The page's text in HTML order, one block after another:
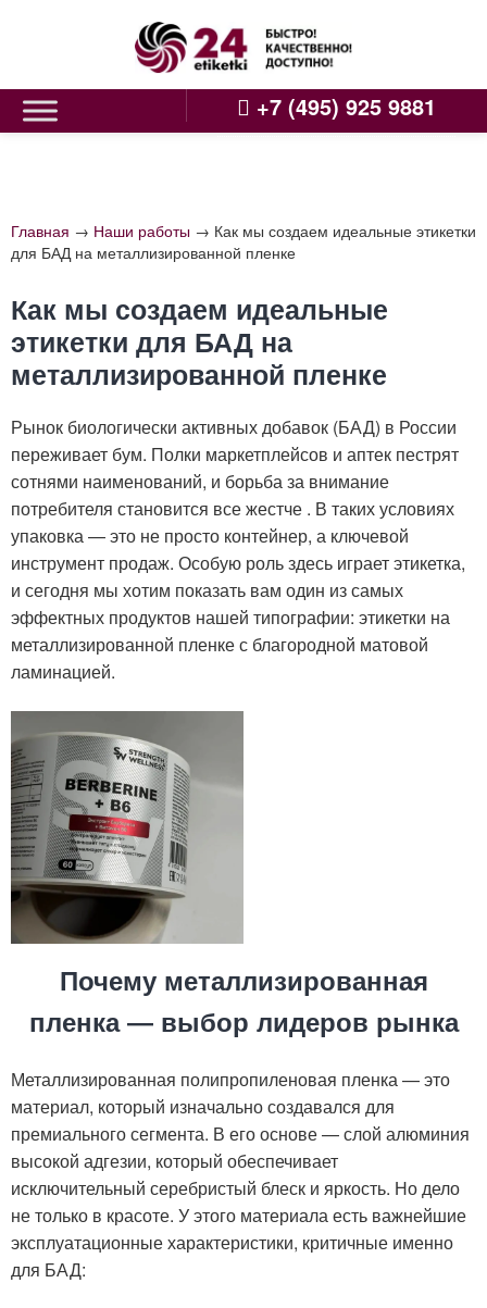
+7 (495) 925 9881
Главная → Наши работы → Как мы создаем идеальные этикетки
для БАД на металлизированной пленке
Как мы создаем идеальные
этикетки для БАД на
металлизированной пленке
Рынок биологически активных добавок (БАД) в России
переживает бум. Полки маркетплейсов и аптек пестрят
сотнями наименований, и борьба за внимание
потребителя становится все жестче . В таких условиях
упаковка — это не просто контейнер, а ключевой
инструмент продаж. Особую роль здесь играет этикетка,
и сегодня мы хотим показать вам один из самых
эффектных продуктов нашей типографии: этикетки на
металлизированной пленке с благородной матовой
ламинацией.
Почему металлизированная
пленка — выбор лидеров рынка
Металлизированная полипропиленовая пленка — это
материал, который изначально создавался для
премиального сегмента. В его основе — слой алюминия
высокой адгезии, который обеспечивает
исключительный серебристый блеск и яркость. Но дело
не только в красоте. У этого материала есть важнейшие
эксплуатационные характеристики, критичные именно
для БАД: